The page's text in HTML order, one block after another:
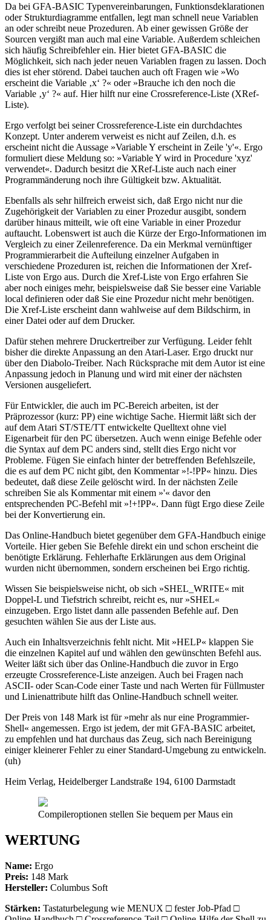
Da bei GFA-BASIC Typenvereinbarungen, Funktionsdeklarationen
oder Strukturdiagramme entfallen, legt man schnell neue Variablen
an oder schreibt neue Prozeduren. Ab einer gewissen Größe der
Sourcen vergißt man auch mal eine Variable. Außerdem schleichen
sich häufig Schreibfehler ein. Hier bietet GFA-BASIC die
Möglichkeit, sich nach jeder neuen Variablen fragen zu lassen. Doch
dies ist eher störend. Dabei tauchen auch oft Fragen wie »Wo
erscheint die Variable ‚x‘ ?« oder »Brauche ich den noch die
Variable ‚y‘ ?« auf. Hier hilft nur eine Crossreference-Liste (XRef-
Liste).
Ergo verfolgt bei seiner Crossreference-Liste ein durchdachtes
Konzept. Unter anderem verweist es nicht auf Zeilen, d.h. es
erscheint nicht die Aussage »Variable Y erscheint in Zeile 'y'«. Ergo
formuliert diese Meldung so: »Variable Y wird in Procedure 'xyz'
verwendet«. Dadurch besitzt die XRef-Liste auch nach einer
Programmänderung noch ihre Gültigkeit bzw. Aktualität.
Ebenfalls als sehr hilfreich erweist sich, daß Ergo nicht nur die
Zugehörigkeit der Variablen zu einer Prozedur ausgibt, sondern
darüber hinaus mitteilt, wie oft eine Variable in einer Prozedur
auftaucht. Lobenswert ist auch die Kürze der Ergo-Informationen im
Vergleich zu einer Zeilenreference. Da ein Merkmal vernünftiger
Programmierarbeit die Aufteilung einzelner Aufgaben in
verschiedene Prozeduren ist, reichen die Informationen der Xref-
Liste von Ergo aus. Durch die Xref-Liste von Ergo erfahren Sie
aber noch einiges mehr, beispielsweise daß Sie besser eine Variable
local definieren oder daß Sie eine Prozedur nicht mehr benötigen.
Die Xref-Liste erscheint dann wahlweise auf dem Bildschirm, in
einer Datei oder auf dem Drucker.
Dafür stehen mehrere Druckertreiber zur Verfügung. Leider fehlt
bisher die direkte Anpassung an den Atari-Laser. Ergo druckt nur
über den Diabolo-Treiber. Nach Rücksprache mit dem Autor ist eine
Anpassung jedoch in Planung und wird mit einer der nächsten
Versionen ausgeliefert.
Für Entwickler, die auch im PC-Bereich arbeiten, ist der
Präprozessor (kurz: PP) eine wichtige Sache. Hiermit läßt sich der
auf dem Atari ST/STE/TT entwickelte Quelltext ohne viel
Eigenarbeit für den PC übersetzen. Auch wenn einige Befehle oder
die Syntax auf dem PC anders sind, stellt dies Ergo nicht vor
Probleme. Fügen Sie einfach hinter der betreffenden Befehlszeile,
die es auf dem PC nicht gibt, den Kommentar »!-!PP« hinzu. Dies
bedeutet, daß diese Zeile gelöscht wird. In der nächsten Zeile
schreiben Sie als Kommentar mit einem »'« davor den
entsprechenden PC-Befehl mit »!+!PP«. Dann fügt Ergo diese Zeile
bei der Konvertierung ein.
Das Online-Handbuch bietet gegenüber dem GFA-Handbuch einige
Vorteile. Hier geben Sie Befehle direkt ein und schon erscheint die
benötigte Erklärung. Fehlerhafte Erklärungen aus dem Original
wurden nicht übernommen, sondern erscheinen bei Ergo richtig.
Wissen Sie beispielsweise nicht, ob sich »SHEL_WRITE« mit
Doppel-L und Tiefstrich schreibt, reicht es, nur »SHEL«
einzugeben. Ergo listet dann alle passenden Befehle auf. Den
gesuchten wählen Sie aus der Liste aus.
Auch ein Inhaltsverzeichnis fehlt nicht. Mit »HELP« klappen Sie
die einzelnen Kapitel auf und wählen den gewünschten Befehl aus.
Weiter läßt sich über das Online-Handbuch die zuvor in Ergo
erzeugte Crossreference-Liste anzeigen. Auch bei Fragen nach
ASCII- oder Scan-Code einer Taste und nach Werten für Füllmuster
und Linienattribute hilft das Online-Handbuch schnell weiter.
Der Preis von 148 Mark ist für »mehr als nur eine Programmier-
Shell« angemessen. Ergo ist jedem, der mit GFA-BASIC arbeitet,
zu empfehlen und hat durchaus das Zeug, sich nach Bereinigung
einiger kleinerer Fehler zu einer Standard-Umgebung zu entwickeln.
(uh)
Heim Verlag, Heidelberger Landstraße 194, 6100 Darmstadt
Compileroptionen stellen Sie bequem per Maus ein
WERTUNG
Name: Ergo
Preis: 148 Mark
Hersteller: Columbus Soft
Stärken: Tastaturbelegung wie MENUX □ fester Job-Pfad □